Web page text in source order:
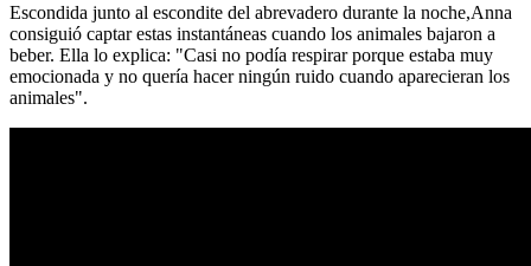
Escondida junto al escondite del abrevadero durante la noche,Anna
consiguió captar estas instantáneas cuando los animales bajaron a
beber. Ella lo explica: "Casi no podía respirar porque estaba muy
emocionada y no quería hacer ningún ruido cuando aparecieran los
animales".